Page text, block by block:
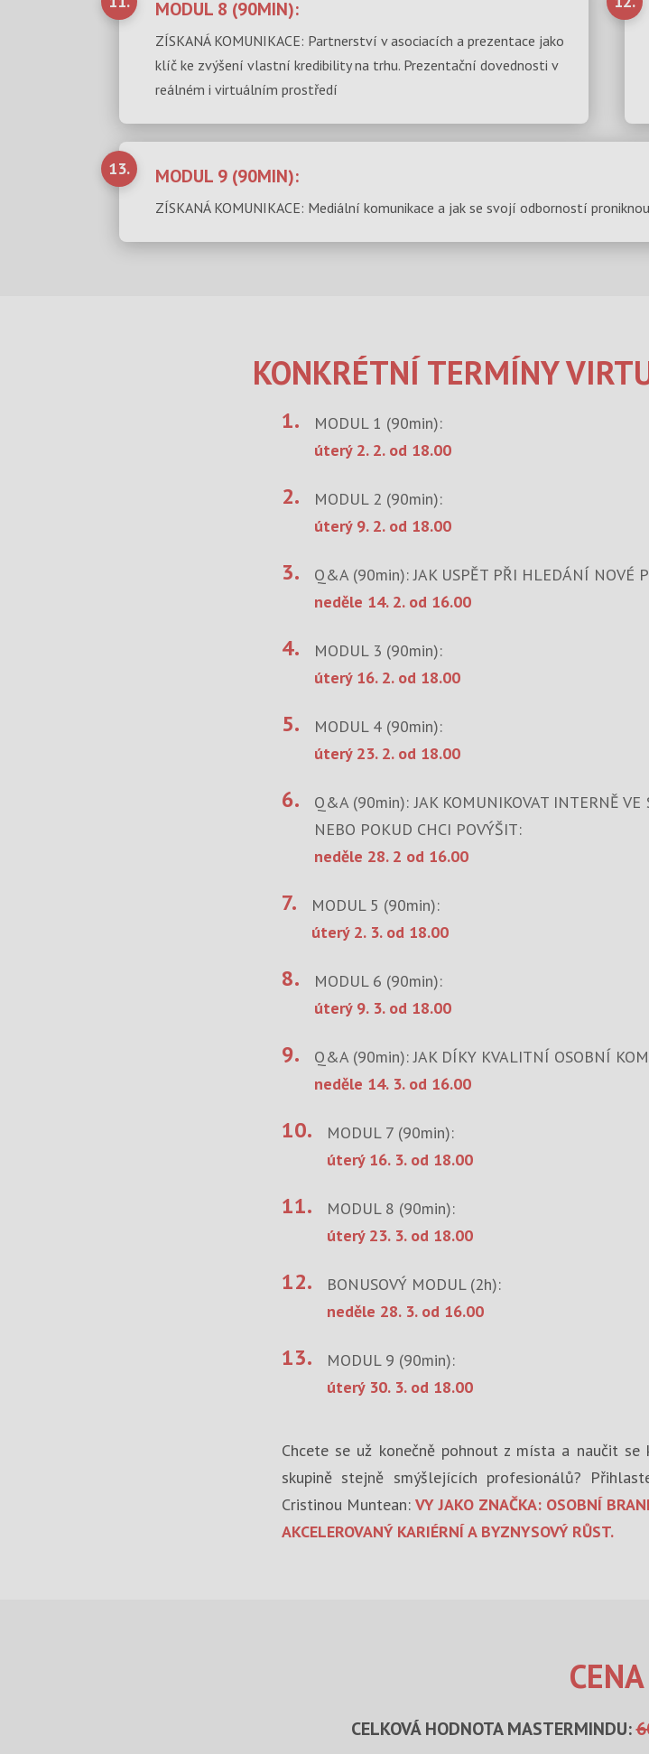
MODUL 8 (90MIN):
ZÍSKANÁ KOMUNIKACE: Partnerství v asociacích a prezentace jako
klíč ke zvýšení vlastní kredibility na trhu. Prezentační dovednosti v
reálném i virtuálním prostředí
13. MODUL 9 (90MIN):
ZÍSKANÁ KOMUNIKACE: Mediální komunikace a jak se svojí odborností
KONKRÉTNÍ TERMÍNY
1.
MODUL 1 (90min):
úterý 2. 2. od 18.00
2.
MODUL 2 (90min):
úterý 9. 2. od 18.00
3.
Q&A (90min): JAK USPĚT PŘI HLEDÁNÍ NOVÉ
neděle 14. 2. od 16.00
4.
MODUL 3 (90min):
úterý 16. 2. od 18.00
5.
MODUL 4 (90min):
úterý 23. 2. od 18.00
6.
Q&A (90min): JAK KOMUNIKOVAT INTERNĚ VE
NEBO POKUD CHCI POVÝŠIT:
neděle 28. 2 od 16.00
7.
MODUL 5 (90min):
úterý 2. 3. od 18.00
8.
MODUL 6 (90min):
úterý 9. 3. od 18.00
9.
Q&A (90min): JAK DÍKY KVALITNÍ OSOBNÍ
neděle 14. 3. od 16.00
10.
MODUL 7 (90min):
úterý 16. 3. od 18.00
11.
MODUL 8 (90min):
úterý 23. 3. od 18.00
12.
BONUSOVÝ MODUL (2h):
neděle 28. 3. od 16.00
13.
MODUL 9 (90min):
úterý 30. 3. od 18.00
Chcete se už konečně pohnout z místa a naučit
skupině stejně smýšlejících profesionálů?
Cristinou Muntean: VY JAKO ZNAČKA: OSOBNÍ
AKCELEROVANÝ KARIÉRNÍ A BYZNYSOVÝ RŮST.
CENA
CELKOVÁ HODNOTA MASTERMINDU: